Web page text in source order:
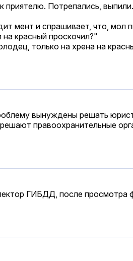
приятелю. Потрепались,
мент и спрашивает, что, мол
красный проскочил?"
только на xpена на
вынуждены решать
правоохранительные
ГИБДД, после